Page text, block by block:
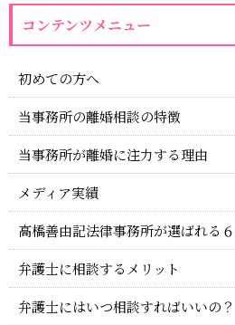
コンテンツメニュー
初めての方へ
当事務所の離婚相談の特徴
当事務所が離婚に注力する理由
メディア実績
高橋善由記法律事務所が選ばれる
弁護士に相談するメリット
弁護士にはいつ相談すればいいの？